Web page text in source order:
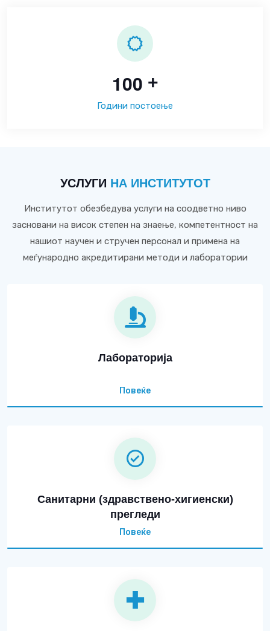
100 +
Години постоење
УСЛУГИ НА ИНСТИТУТОТ
Институтот обезбедува услуги на соодветно ниво
засновани на висок степен на знаење, компетентност на
нашиот научен и стручен персонал и примена на
меѓународно акредитирани методи и лаборатории
Лабораторија
Повеќе
Санитарни (здравствено-хигиенски)
прегледи
Повеќе